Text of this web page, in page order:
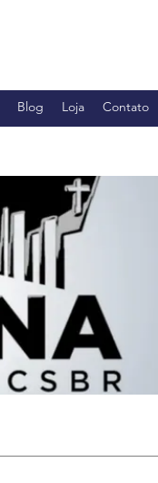
Blog Loja Contato